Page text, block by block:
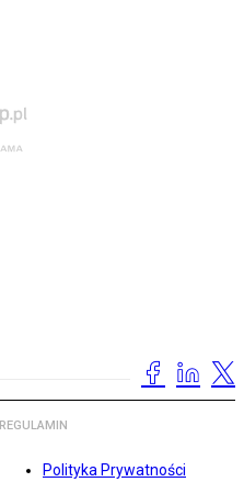
REGULAMIN
Polityka Prywatności